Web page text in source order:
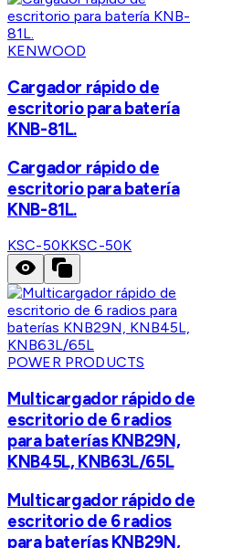
KENWOOD
Cargador rápido de
escritorio para batería
KNB-81L.
Cargador rápido de
escritorio para batería
KNB-81L.
KSC-50KKSC-50K
POWER PRODUCTS
Multicargador rápido de
escritorio de 6 radios
para baterías KNB29N,
KNB45L, KNB63L/65L
Multicargador rápido de
escritorio de 6 radios
para baterías KNB29N,